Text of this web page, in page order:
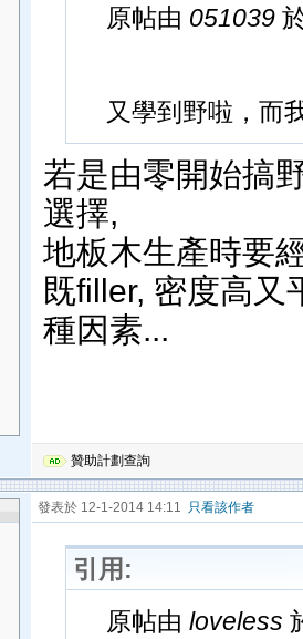
原帖由 051039
又學到野啦，而
若是由零開始搞
選擇,
地板木生產時要
既filler, 密度高又
種因素...
贊助計劃查詢
發表於 12-1-2014 14:11 只看該作者
引用:
原帖由 loveless